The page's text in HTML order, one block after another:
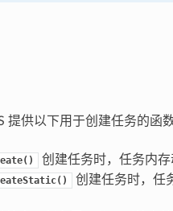
提供以下用于创建任务的函数
创建任务时，任务内存
创建任务时，任